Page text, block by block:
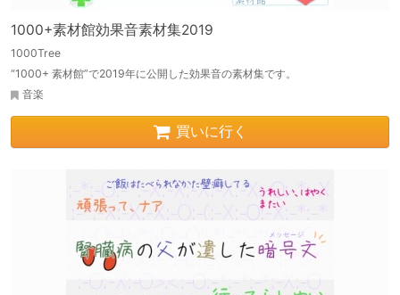
1000+素材館効果音素材集2019
1000Tree
“1000+ 素材館”で2019年に公開した効果音の素材集です。
音楽
買いに行く